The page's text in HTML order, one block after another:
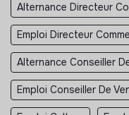
Alternance Directeur
Emploi Directeur
Alternance Conseiller
Emploi Conseiller De